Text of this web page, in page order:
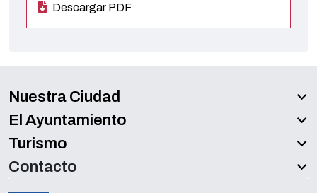
Descargar PDF
Nuestra Ciudad
El Ayuntamiento
Turismo
Contacto